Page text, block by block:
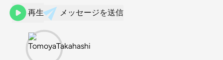
再生 メッセージを送信